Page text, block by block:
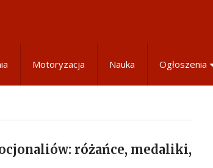
Motoryzacja Nauka Ogłoszenia
różańce, medaliki,